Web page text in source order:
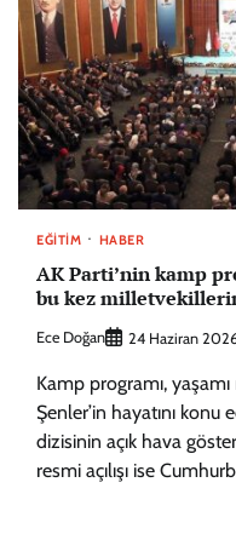
EĞITIM HABER
AK Parti’nin kamp
bu kez
Ece Doğan 24 Haziran
Kamp programı,
Şenler’in hayatını konu
dizisinin açık hava
resmi açılışı ise